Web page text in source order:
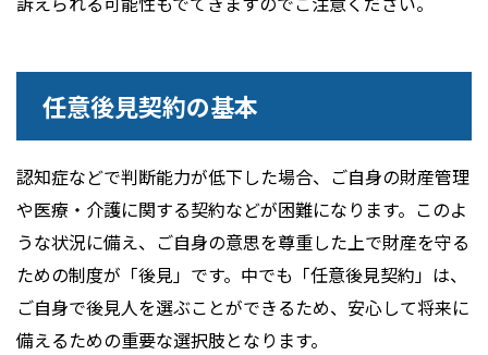
任意後見契約の基本
認知症などで判断能力が低下した場合、ご自身の財産管理
や医療・介護に関する契約などが困難になります。このよ
うな状況に備え、ご自身の意思を尊重した上で財産を守る
ための制度が「後見」です。中でも「任意後見契約」は、
ご自身で後見人を選ぶことができるため、安心して将来に
備えるための重要な選択肢となります。